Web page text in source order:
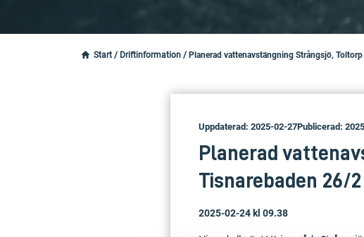
Start / Driftinformation / Planerad vattenavstängning Strångsjö,
Uppdaterad: 2025-02-27Publicerad:
Planerad
Tisnarebaden 26/
2025-02-24 kl 09.38